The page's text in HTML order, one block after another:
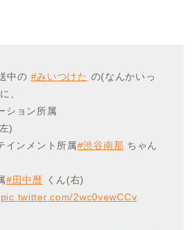
中の #みいつけた の(なんかいっ
、
ション所属
)
インメント所属#渋谷南那 ちゃん
#田中暦 くん(右)
pic.twitter.com/2wc0vewCCv